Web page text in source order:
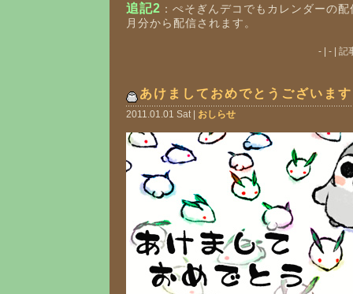
追記2 ：ぺそぎんデコでもカレンダーの
月分から配信されます。
- | - | 記
あけましておめでとうございます
2011.01.01 Sat | おしらせ